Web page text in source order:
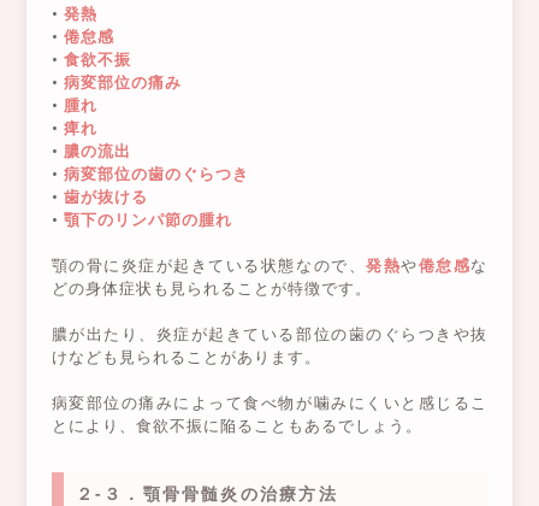
• 発熱
• 倦怠感
• 食欲不振
• 病変部位の痛み
• 腫れ
• 痺れ
• 膿の流出
• 病変部位の歯のぐらつき
• 歯が抜ける
• 顎下のリンパ節の腫れ
顎の骨に炎症が起きている状態なので、発熱や倦怠感な
どの身体症状も見られることが特徴です。
膿が出たり、炎症が起きている部位の歯のぐらつきや抜
けなども見られることがあります。
病変部位の痛みによって食べ物が噛みにくいと感じるこ
とにより、食欲不振に陥ることもあるでしょう。
２-３．顎骨骨髄炎の治療方法